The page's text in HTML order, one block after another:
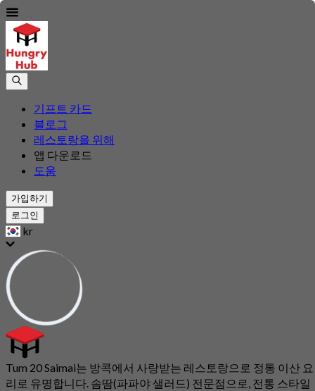
기프트 카드
블로그
레스토랑을 위해
앱 다운로드
도움
가입하기
로그인
kr
Tum 20 Saimai는 방콕에서 사랑받는 레스토랑으로 정통 이산 요
리로 유명합니다. 솜땀(파파야 샐러드) 전문점으로, 전통 스타일